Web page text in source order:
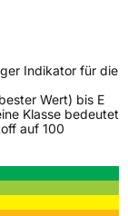
Indikator für die
Wert) bis E
Klasse bedeutet
auf 100